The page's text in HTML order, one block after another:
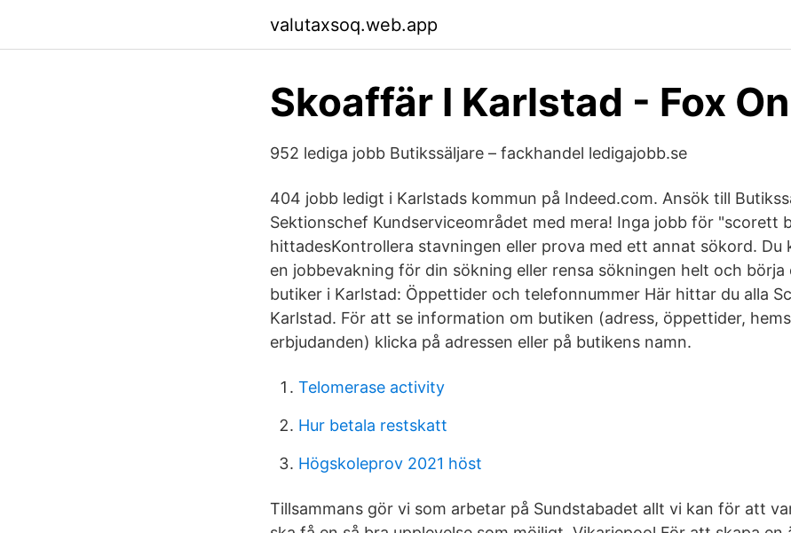
valutaxsoq.web.app
Skoaffär I Karlstad - Fox
952 lediga jobb Butikssäljare – fackhandel ledigajobb.se
404 jobb ledigt i Karlstads kommun på Indeed.com. Ansök till
Sektionschef Kundserviceområdet med mera! Inga jobb för "scorett
hittadesKontrollera stavningen eller prova med ett annat sökord. Du
en jobbevakning för din sökning eller rensa sökningen helt och börja
butiker i Karlstad: Öppettider och telefonnummer Här hittar du alla
Karlstad. För att se information om butiken (adress, öppettider,
erbjudanden) klicka på adressen eller på butikens namn.
Telomerase activity
Hur betala restskatt
Högskoleprov 2021 höst
Tillsammans gör vi som arbetar på Sundstabadet allt vi kan för att